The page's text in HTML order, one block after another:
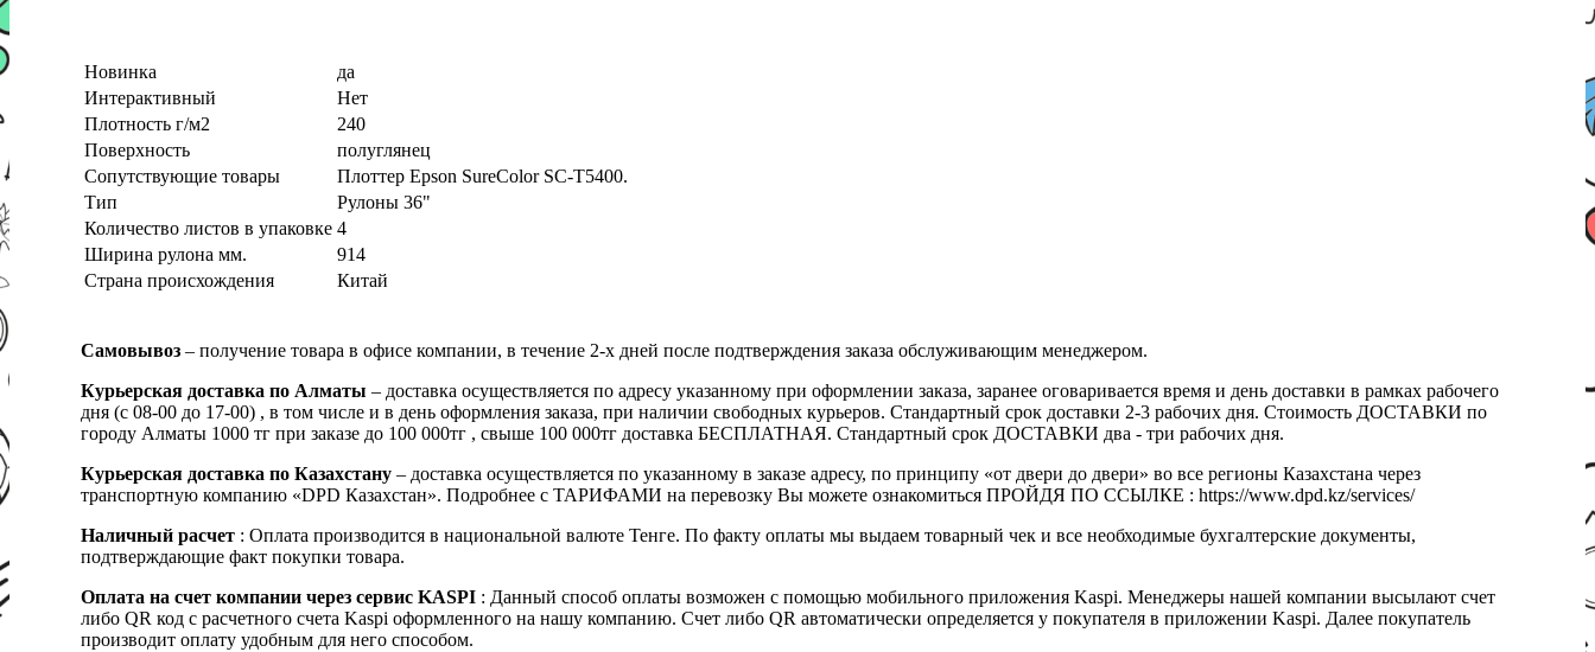
Новинка
да
Интерактивный
Нет
Плотность г/м2
240
Поверхность
полуглянец
Сопутствующие товары
Плоттер Epson SureColor SC-T5400.
Тип
Рулоны 36"
Количество листов в упаковке 4
Ширина рулона мм.
914
Страна происхождения
Китай
Самовывоз – получение товара в офисе компании, в течение 2-х дней после подтверждения заказа обслуживающим менеджером.
Курьерская доставка по Алматы – доставка осуществляется по адресу указанному при оформлении заказа, заранее оговаривается время и день доставки в рамках рабочего
дня (с 08-00 до 17-00) , в том числе и в день оформления заказа, при наличии свободных курьеров. Стандартный срок доставки 2-3 рабочих дня. Стоимость ДОСТАВКИ по
городу Алматы 1000 тг при заказе до 100 000тг , свыше 100 000тг доставка БЕСПЛАТНАЯ. Стандартный срок ДОСТАВКИ два - три рабочих дня.
Курьерская доставка по Казахстану – доставка осуществляется по указанному в заказе адресу, по принципу «от двери до двери» во все регионы Казахстана через
транспортную компанию «DPD Казахстан». Подробнее с ТАРИФАМИ на перевозку Вы можете ознакомиться ПРОЙДЯ ПО ССЫЛКЕ : https://www.dpd.kz/services/
Наличный расчет : Оплата производится в национальной валюте Тенге. По факту оплаты мы выдаем товарный чек и все необходимые бухгалтерские документы,
подтверждающие факт покупки товара.
Оплата на счет компании через сервис KASPI : Данный способ оплаты возможен с помощью мобильного приложения Kaspi. Менеджеры нашей компании высылают счет
либо QR код с расчетного счета Kaspi оформленного на нашу компанию. Счет либо QR автоматически определяется у покупателя в приложении Kaspi. Далее покупатель
производит оплату удобным для него способом.